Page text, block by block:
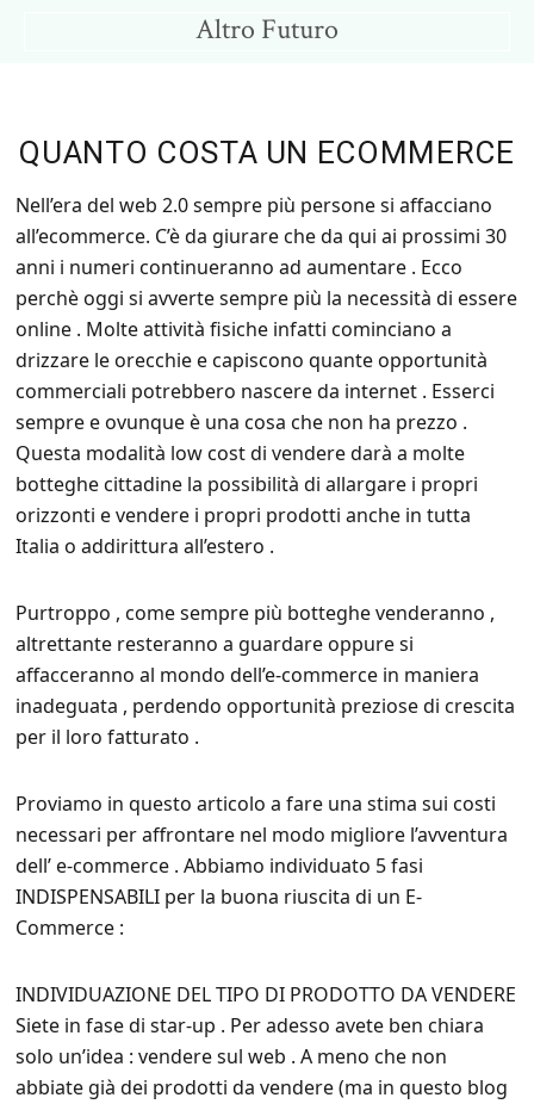
Altro Futuro
Altro
QUANTO COSTA UN ECOMMERCE
Nell’era del web 2.0 sempre più persone si affacciano
all’ecommerce. C’è da giurare che da qui ai prossimi 30
anni i numeri continueranno ad aumentare . Ecco
perchè oggi si avverte sempre più la necessità di essere
online . Molte attività fisiche infatti cominciano a
drizzare le orecchie e capiscono quante opportunità
commerciali potrebbero nascere da internet . Esserci
sempre e ovunque è una cosa che non ha prezzo .
Questa modalità low cost di vendere darà a molte
botteghe cittadine la possibilità di allargare i propri
orizzonti e vendere i propri prodotti anche in tutta
Italia o addirittura all’estero .
Purtroppo , come sempre più botteghe venderanno ,
altrettante resteranno a guardare oppure si
affacceranno al mondo dell’e-commerce in maniera
inadeguata , perdendo opportunità preziose di crescita
per il loro fatturato .
Proviamo in questo articolo a fare una stima sui costi
necessari per affrontare nel modo migliore l’avventura
dell’ e-commerce . Abbiamo individuato 5 fasi
INDISPENSABILI per la buona riuscita di un E-
Commerce :
INDIVIDUAZIONE DEL TIPO DI PRODOTTO DA VENDERE
Siete in fase di star-up . Per adesso avete ben chiara
solo un’idea : vendere sul web . A meno che non
abbiate già dei prodotti da vendere (ma in questo blog